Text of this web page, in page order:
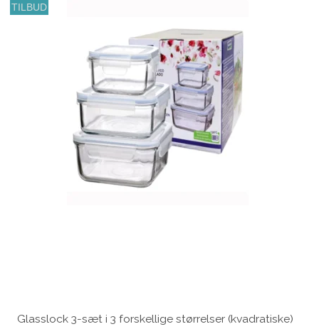
TILBUD
Glasslock 3-sæt i 3 forskellige størrelser (kvadratiske)